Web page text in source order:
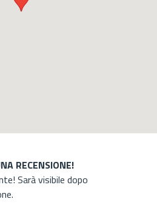
RECENSIONE!
Sarà visibile dopo